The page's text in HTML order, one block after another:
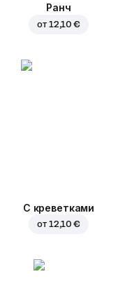
Ранч
от 12,10 €
С креветками
от 12,10 €